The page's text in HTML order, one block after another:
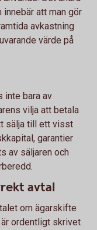
innebär att man gör
avkastning
värde på
inte bara av
vilja att betala
sälja till ett visst
garantier
av säljaren och
avtal
om ägarskifte
ordentligt skrivet